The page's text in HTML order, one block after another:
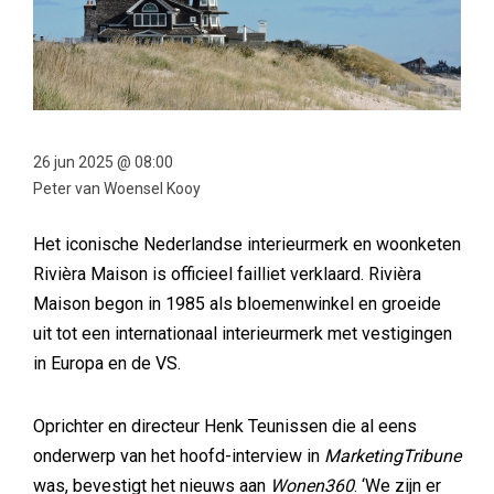
26 jun 2025 @ 08:00
Peter van Woensel Kooy
Het iconische Nederlandse interieurmerk en woonketen
Rivièra Maison is officieel failliet verklaard. Rivièra
Maison begon in 1985 als bloemenwinkel en groeide
uit tot een internationaal interieurmerk met vestigingen
in Europa en de VS.
Oprichter en directeur Henk Teunissen die al eens
onderwerp van het hoofd-interview in MarketingTribune
was, bevestigt het nieuws aan Wonen360. ‘We zijn er